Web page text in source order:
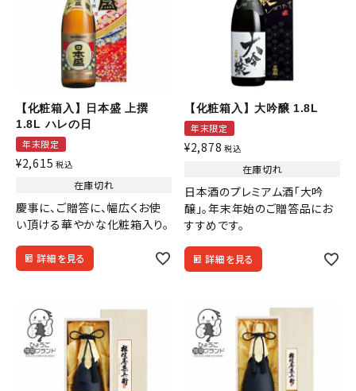
濃淡度
甘辛度
アルコール度数
精米歩合
価格から探す
【化粧箱入】日本盛 上撰
1.8L ハレの日
年末限定
¥2,615 税込
在庫切れ
慶事に、ご贈答に、幅広くお使
い頂ける華やかな化粧箱入り。
詳細を見る
【化粧箱入】大吟醸 1.8L
年末限定
¥2,878 税込
在庫切れ
日本酒のプレミアム酒「大吟
醸」。年末年始のご贈答品にお
すすめです。
詳細を見る